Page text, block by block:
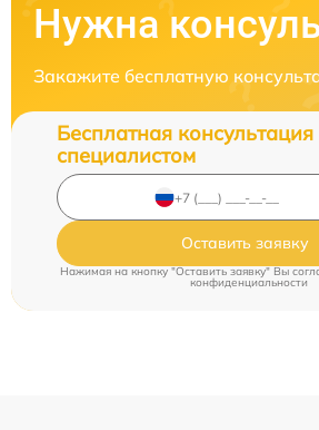
Нужна
Закажите бесплатную
Бесплатная консультация
специалистом
Оставить заявку
Нажимая на кнопку "Оставить заявку" Вы
конфиденциальности